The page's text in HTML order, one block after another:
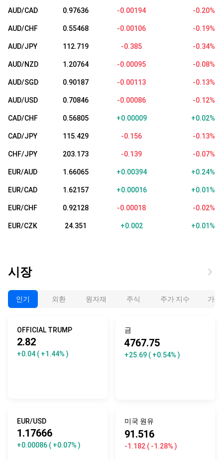
AUD/CAD 0.97636 -0.00194 -0.20%
AUD/CHF 0.55468 -0.00106 -0.19%
AUD/JPY 112.719 -0.385 -0.34%
AUD/NZD 1.20764 -0.00095 -0.08%
AUD/SGD 0.90187 -0.00113 -0.13%
AUD/USD 0.70846 -0.00086 -0.12%
CAD/CHF 0.56805 +0.00009 +0.02%
CAD/JPY 115.429 -0.156 -0.13%
CHF/JPY 203.173 -0.139 -0.07%
EUR/AUD 1.66065 +0.00394 +0.24%
EUR/CAD 1.62157 +0.00016 +0.01%
EUR/CHF 0.92128 -0.00018 -0.02%
EUR/CZK 24.351 +0.002 +0.01%
시장
인기 외환 원자재 주식 주가 지수 가
OFFICIAL TRUMP
2.82
+0.04 ( +1.44% )
금
4767.75
+25.69 ( +0.54% )
EUR/USD
1.17666
+0.00086 ( +0.07% )
미국 원유
91.516
-1.182 ( -1.28% )